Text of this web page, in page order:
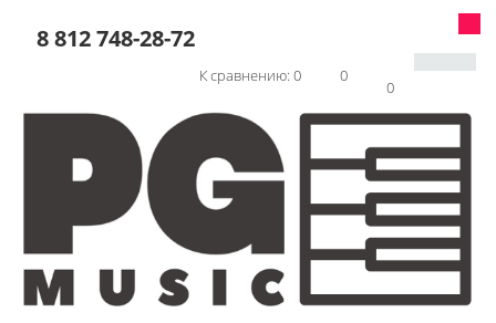
8 812 748-28-72
0
0
К сравнению: 0